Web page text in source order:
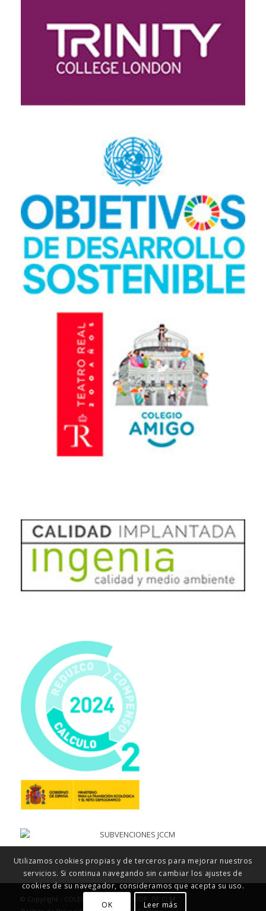
© Copyright - COLEGIO MAYOL, S. COOP. DE CLM
Utilizamos cookies propias y de terceros para mejorar nuestros
servicios. Si continua navegando sin cambiar los ajustes de
cookies de su navegador, consideramos que acepta su uso.
OK
Leer más